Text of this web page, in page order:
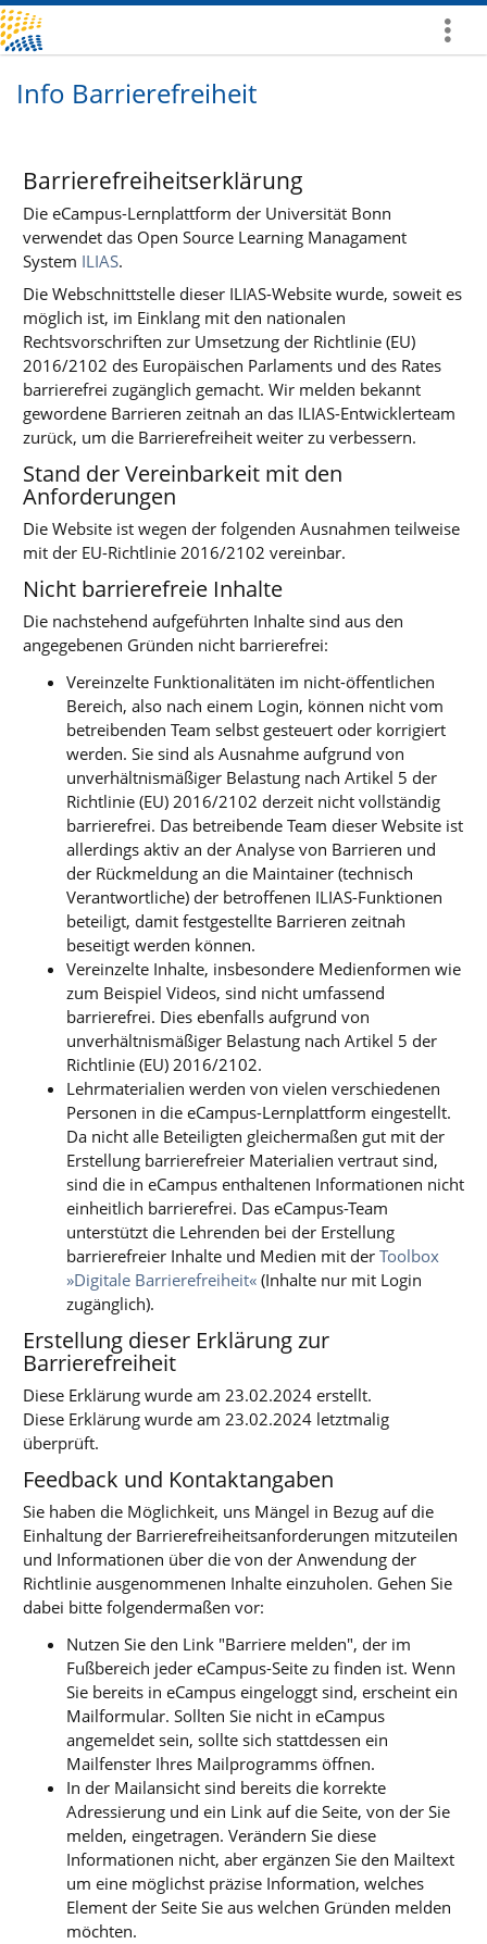
Mehr
Info Barrierefreiheit
Barrierefreiheitserklärung
Die eCampus-Lernplattform der Universität Bonn
verwendet das Open Source Learning Managament
System ILIAS.
Die Webschnittstelle dieser ILIAS-Website wurde, soweit es
möglich ist, im Einklang mit den nationalen
Rechtsvorschriften zur Umsetzung der Richtlinie (EU)
2016/2102 des Europäischen Parlaments und des Rates
barrierefrei zugänglich gemacht. Wir melden bekannt
gewordene Barrieren zeitnah an das ILIAS-Entwicklerteam
zurück, um die Barrierefreiheit weiter zu verbessern.
Stand der Vereinbarkeit mit den
Anforderungen
Die Website ist wegen der folgenden Ausnahmen teilweise
mit der EU-Richtlinie 2016/2102 vereinbar.
Nicht barrierefreie Inhalte
Die nachstehend aufgeführten Inhalte sind aus den
angegebenen Gründen nicht barrierefrei:
Vereinzelte Funktionalitäten im nicht-öffentlichen
Bereich, also nach einem Login, können nicht vom
betreibenden Team selbst gesteuert oder korrigiert
werden. Sie sind als Ausnahme aufgrund von
unverhältnismäßiger Belastung nach Artikel 5 der
Richtlinie (EU) 2016/2102 derzeit nicht vollständig
barrierefrei. Das betreibende Team dieser Website ist
allerdings aktiv an der Analyse von Barrieren und
der Rückmeldung an die Maintainer (technisch
Verantwortliche) der betroffenen ILIAS-Funktionen
beteiligt, damit festgestellte Barrieren zeitnah
beseitigt werden können.
Vereinzelte Inhalte, insbesondere Medienformen wie
zum Beispiel Videos, sind nicht umfassend
barrierefrei. Dies ebenfalls aufgrund von
unverhältnismäßiger Belastung nach Artikel 5 der
Richtlinie (EU) 2016/2102.
Lehrmaterialien werden von vielen verschiedenen
Personen in die eCampus-Lernplattform eingestellt.
Da nicht alle Beteiligten gleichermaßen gut mit der
Erstellung barrierefreier Materialien vertraut sind,
sind die in eCampus enthaltenen Informationen nicht
einheitlich barrierefrei. Das eCampus-Team
unterstützt die Lehrenden bei der Erstellung
barrierefreier Inhalte und Medien mit der Toolbox
»Digitale Barrierefreiheit« (Inhalte nur mit Login
zugänglich).
Erstellung dieser Erklärung zur
Barrierefreiheit
Diese Erklärung wurde am 23.02.2024 erstellt.
Diese Erklärung wurde am 23.02.2024 letztmalig
überprüft.
Feedback und Kontaktangaben
Sie haben die Möglichkeit, uns Mängel in Bezug auf die
Einhaltung der Barrierefreiheitsanforderungen mitzuteilen
und Informationen über die von der Anwendung der
Richtlinie ausgenommenen Inhalte einzuholen. Gehen Sie
dabei bitte folgendermaßen vor:
Nutzen Sie den Link "Barriere melden", der im
Fußbereich jeder eCampus-Seite zu finden ist. Wenn
Sie bereits in eCampus eingeloggt sind, erscheint ein
Mailformular. Sollten Sie nicht in eCampus
angemeldet sein, sollte sich stattdessen ein
Mailfenster Ihres Mailprogramms öffnen.
In der Mailansicht sind bereits die korrekte
Adressierung und ein Link auf die Seite, von der Sie
melden, eingetragen. Verändern Sie diese
Informationen nicht, aber ergänzen Sie den Mailtext
um eine möglichst präzise Information, welches
Element der Seite Sie aus welchen Gründen melden
möchten.